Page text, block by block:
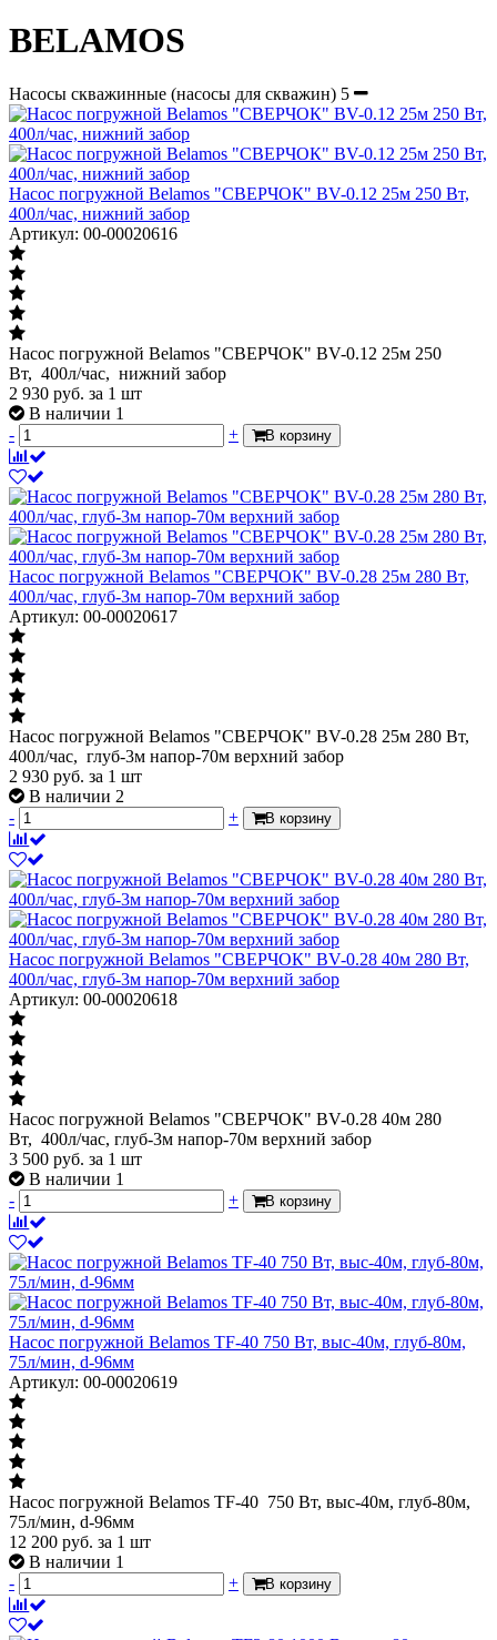
BELAMOS
Насосы скважинные (насосы для скважин) 5
Насос погружной Belamos "СВЕРЧОК" BV-0.12 25м 250 Вт,
400л/час, нижний забор
Артикул: 00-00020616
Насос погружной Belamos "СВЕРЧОК" BV-0.12 25м 250
Вт, 400л/час, нижний забор
2 930 руб. за 1 шт
В наличии 1
-
+ В корзину
Насос погружной Belamos "СВЕРЧОК" BV-0.28 25м 280 Вт,
400л/час, глуб-3м напор-70м верхний забор
Артикул: 00-00020617
Насос погружной Belamos "СВЕРЧОК" BV-0.28 25м 280 Вт,
400л/час, глуб-3м напор-70м верхний забор
2 930 руб. за 1 шт
В наличии 2
-
+ В корзину
Насос погружной Belamos "СВЕРЧОК" BV-0.28 40м 280 Вт,
400л/час, глуб-3м напор-70м верхний забор
Артикул: 00-00020618
Насос погружной Belamos "СВЕРЧОК" BV-0.28 40м 280
Вт, 400л/час, глуб-3м напор-70м верхний забор
3 500 руб. за 1 шт
В наличии 1
-
+ В корзину
Насос погружной Belamos TF-40 750 Вт, выс-40м, глуб-80м,
75л/мин, d-96мм
Артикул: 00-00020619
Насос погружной Belamos TF-40 750 Вт, выс-40м, глуб-80м,
75л/мин, d-96мм
12 200 руб. за 1 шт
В наличии 1
-
+ В корзину